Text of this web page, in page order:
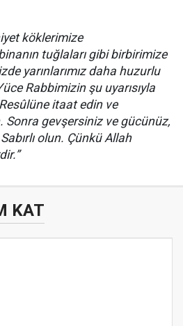
köklerimize
tuğlaları gibi birbirimize
yarınlarımız daha huzurlu
Rabbimizin şu uyarısıyla
itaat edin ve
Sonra gevşersiniz ve gücünüz,
olun. Çünkü Allah
KAT